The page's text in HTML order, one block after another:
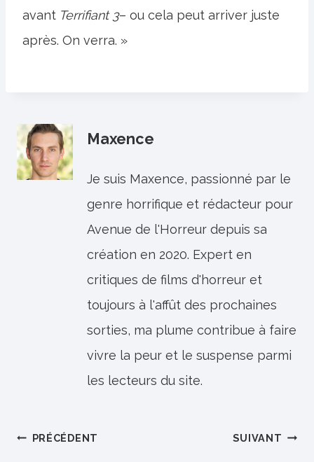
avant Terrifiant 3– ou cela peut arriver juste
après. On verra. »
Maxence
Je suis Maxence, passionné par le
genre horrifique et rédacteur pour
Avenue de l'Horreur depuis sa
création en 2020. Expert en
critiques de films d'horreur et
toujours à l'affût des prochaines
sorties, ma plume contribue à faire
vivre la peur et le suspense parmi
les lecteurs du site.
Navigation
PRÉCÉDENT SUIVANT